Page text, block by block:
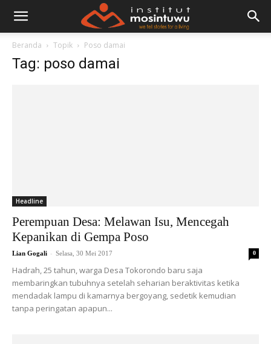
Beranda Topik Poso damai
Tag: poso damai
Headline
Perempuan Desa: Melawan Isu, Mencegah
Kepanikan di Gempa Poso
Lian Gogali - Selasa, 30 Mei 2017 0
Hadrah, 25 tahun, warga Desa Tokorondo baru saja
membaringkan tubuhnya setelah seharian beraktivitas ketika
mendadak lampu di kamarnya bergoyang, sedetik kemudian
tanpa peringatan apapun...